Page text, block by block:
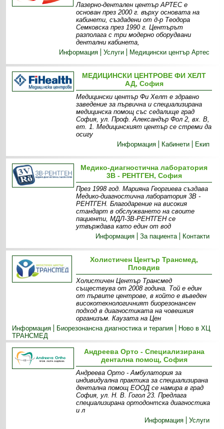
Лазерно-дентален център АРТЕС е
основан през 2000 г. върху основата на
кабинети, създадени от д-р Теодора
Семковска през 1990 г. Центърът
разполага с три модерно оборудвани
дентални кабинета,
Информация
Услуги Медицински център Артес
МЕДИЦИНСКИ ЦЕНТРОВЕ ФИ ХЕЛТ
АД, София
Медицински център Фи Хелт е здравно
заведение за първична и специализирана
медицинска помощ със седалище град
София, ул. Проф. Александър Фол 2, вх. В,
ет. 1. Медицинският център се стреми да
осигу
Информация
Кабинети Екип
Медико-диагностична лаборатория
3В - РЕНТГЕН, София
През 1998 год. Марияна Георгиева създава
Медико-диагностична лаборатория 3В -
РЕНТГЕН. Благодарение на високия
стандарт в обслужването на своите
пациенти, МДЛ-3В-РЕНТГЕН се
утвърждава като един от вод
Информация
За пациента Контакти
Холистичен Център Трансмед,
Пловдив
Холистичен Център Трансмед
съществува от 2008 година. Той е един
от първите центрове, в който е въведен
високотехнологичният биорезонансен
подход в диагностиката на човешкия
организъм. Каузата на Цен
Информация
Биорезонансна диагностика и терапия
Ново в ХЦ
ТРАНСМЕД
Андреева Орто - Специализирана
дентална помощ, София
Андреева Орто - Амбулатория за
индивидуална практика за специализирана
дентална помощ ЕООД се намира в град
София, ул. Н. В. Гогол 23. Предлага
специализирана ортодонтска диагностика
и л
Информация
Услуги